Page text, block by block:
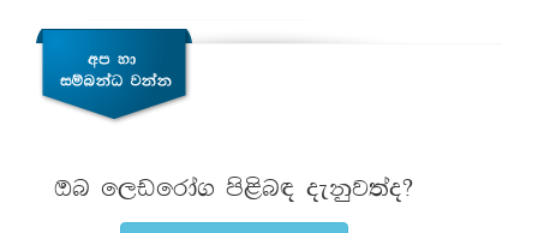
Tn f,vfrda. ms<sn| oekqj;ao@